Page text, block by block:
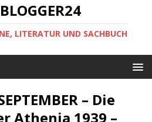
LITERATUR UND SACHBUCH
– Die
Athenia 1939 –